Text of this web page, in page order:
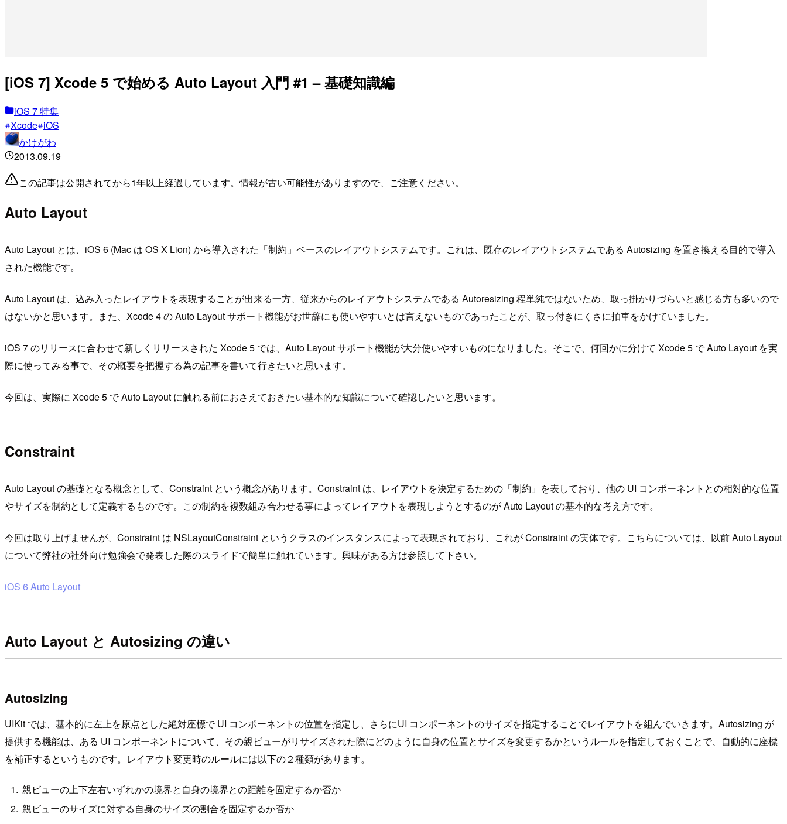
[iOS 7] Xcode 5 で始める Auto Layout 入門 #1 – 基礎知識編
iOS 7 特集
Xcode iOS
かけがわ
2013.09.19
この記事は公開されてから1年以上経過しています。情報が古い可能性がありますので、ご注意ください。
Auto Layout
Auto Layout とは、iOS 6 (Mac は OS X Lion) から導入された「制約」ベースのレイアウトシステムです。これは、既存のレイアウトシステムである Autosizing を置き換える目的で導入
された機能です。
Auto Layout は、込み入ったレイアウトを表現することが出来る一方、従来からのレイアウトシステムである Autoresizing 程単純ではないため、取っ掛かりづらいと感じる方も多いので
はないかと思います。また、Xcode 4 の Auto Layout サポート機能がお世辞にも使いやすいとは言えないものであったことが、取っ付きにくさに拍車をかけていました。
iOS 7 のリリースに合わせて新しくリリースされた Xcode 5 では、Auto Layout サポート機能が大分使いやすいものになりました。そこで、何回かに分けて Xcode 5 で Auto Layout を実
際に使ってみる事で、その概要を把握する為の記事を書いて行きたいと思います。
今回は、実際に Xcode 5 で Auto Layout に触れる前におさえておきたい基本的な知識について確認したいと思います。
Constraint
Auto Layout の基礎となる概念として、Constraint という概念があります。Constraint は、レイアウトを決定するための「制約」を表しており、他の UI コンポーネントとの相対的な位置
やサイズを制約として定義するものです。この制約を複数組み合わせる事によってレイアウトを表現しようとするのが Auto Layout の基本的な考え方です。
今回は取り上げませんが、Constraint は NSLayoutConstraint というクラスのインスタンスによって表現されており、これが Constraint の実体です。こちらについては、以前 Auto Layout
について弊社の社外向け勉強会で発表した際のスライドで簡単に触れています。興味がある方は参照して下さい。
iOS 6 Auto Layout
Auto Layout と Autosizing の違い
Autosizing
UIKit では、基本的に左上を原点とした絶対座標で UI コンポーネントの位置を指定し、さらにUI コンポーネントのサイズを指定することでレイアウトを組んでいきます。Autosizing が
提供する機能は、ある UI コンポーネントについて、その親ビューがリサイズされた際にどのように自身の位置とサイズを変更するかというルールを指定しておくことで、自動的に座標
を補正するというものです。レイアウト変更時のルールには以下の２種類があります。
親ビューの上下左右いずれかの境界と自身の境界との距離を固定するか否か
親ビューのサイズに対する自身のサイズの割合を固定するか否か